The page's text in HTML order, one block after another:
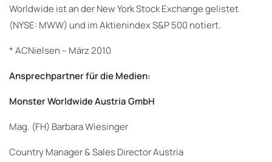
Worldwide ist an der New York Stock Exchange gelistet
(NYSE: MWW) und im Aktienindex S&P 500 notiert.
* ACNielsen – März 2010
Ansprechpartner für die Medien:
Monster Worldwide Austria GmbH
Mag. (FH) Barbara Wiesinger
Country Manager & Sales Director Austria